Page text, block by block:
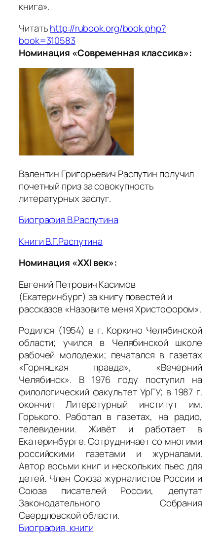
книга».
Читатьhttp://rubook.org/book.php?
book=310583
Номинация «Современная классика»:
Валентин Григорьевич Распутин получил
почетный приз за совокупность
литературных заслуг.
Биография В.Распутина
Книги В.Г.Распутина
Номинация «XXI век»:
Евгений Петрович Касимов
(Екатеринбург) за книгу повестей и
рассказов «Назовите меня Христофором».
Родился (1954) в г. Коркино Челябинской
области; учился в Челябинской школе
рабочей молодежи; печатался в газетах
«Горняцкая правда», «Вечерний
Челябинск». В 1976 году поступил на
филологический факультет УрГУ; в 1987 г.
окончил Литературный институт им.
Горького. Работал в газетах, на радио,
телевидении. Живёт и работает в
Екатеринбурге. Сотрудничает со многими
российскими газетами и журналами.
Автор восьми книг и нескольких пьес для
детей. Член Союза журналистов России и
Союза писателей России, депутат
Законодательного Собрания
Свердловской области.
Биография, книги